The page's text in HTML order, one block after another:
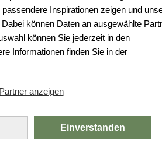
Inspirationen zeigen und
können Daten an ausgewählte
können Sie jederzeit in den
Informationen finden Sie in der
Partner anzeigen
Einverstanden
schiefgelaufen.
Fehler aufgetreten.
Sie die Seite neu.